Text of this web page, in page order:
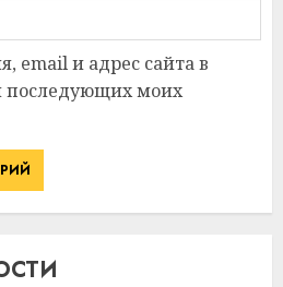
email и адрес сайта в
последующих моих